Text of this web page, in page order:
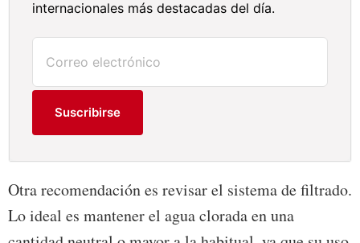
internacionales más destacadas del día.
Suscribirse
Otra recomendación es revisar el sistema de filtrado.
Lo ideal es mantener el agua clorada en una